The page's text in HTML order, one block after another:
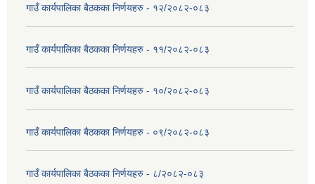
गाउँ कार्यपालिका बैठकका निर्णयहरु - १२/२०८२-०८३
गाउँ कार्यपालिका बैठकका निर्णयहरु - ११/२०८२-०८३
गाउँ कार्यपालिका बैठकका निर्णयहरु - १०/२०८२-०८३
गाउँ कार्यपालिका बैठकका निर्णयहरु - ०९/२०८२-०८३
गाउँ कार्यपालिका बैठकका निर्णयहरु - ८/२०८२-०८३